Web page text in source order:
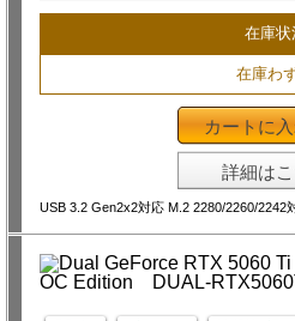
在庫状
在庫わ
カートに
詳細は
USB 3.2 Gen2x2対応 M.2 2280/2260/2242